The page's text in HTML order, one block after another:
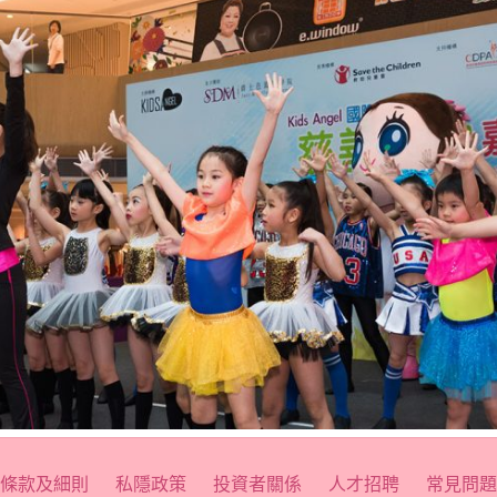
條款及細則 私隱政策 投資者關係 人才招聘 常見問題